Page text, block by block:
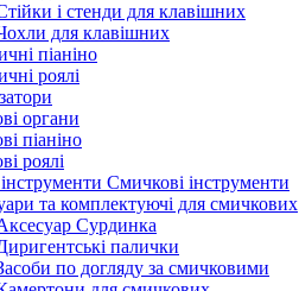
і стенди для клавішних
для клавішних
піаніно
роялі
органи
піаніно
роялі
Смичкові інструменти
та комплектуючі для смичкових
Сурдинка
палички
по догляду за смичковими